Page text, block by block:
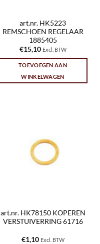
art.nr. HK5223
REMSCHOEN REGELAAR
1885405
€15,10 Excl. BTW
TOEVOEGEN AAN
WINKELWAGEN
art.nr. HK78150 KOPEREN
VERSTUIVERRING 61716
€1,10 Excl. BTW